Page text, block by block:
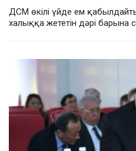
ДСМ өкілі үйде ем
халыққа жететін дәрі барына